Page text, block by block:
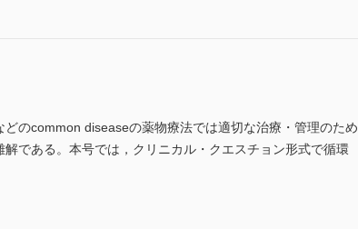
のcommon diseaseの薬物療法では適切な治療・管理のため
である。本号では，クリニカル・クエスチョン形式で循環